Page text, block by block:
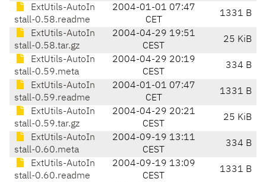
ExtUtils-AutoIn
stall-0.58.readme
2004-01-01 07:47
CET
1331 B
ExtUtils-AutoIn
stall-0.58.tar.gz
2004-04-29 19:51
CEST
25 KiB
ExtUtils-AutoIn
stall-0.59.meta
2004-04-29 20:19
CEST
334 B
ExtUtils-AutoIn
stall-0.59.readme
2004-01-01 07:47
CET
1331 B
ExtUtils-AutoIn
stall-0.59.tar.gz
2004-04-29 20:21
CEST
25 KiB
ExtUtils-AutoIn
stall-0.60.meta
2004-09-19 13:11
CEST
334 B
ExtUtils-AutoIn
stall-0.60.readme
2004-09-19 13:09
CEST
1331 B